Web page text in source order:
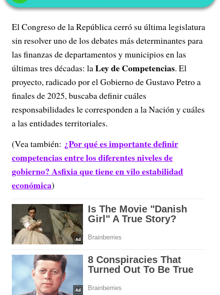
El Congreso de la República cerró su última legislatura
sin resolver uno de los debates más determinantes para
las finanzas de departamentos y municipios en las
últimas tres décadas: laLey de Competencias. El
proyecto, radicado por el Gobierno de Gustavo Petro a
finales de 2025, buscaba definir cuáles
responsabilidades le corresponden a la Nación y cuáles
a las entidades territoriales.
(Vea también: ¿Por qué es importante definir
competencias entre los diferentes niveles de
gobierno? Asfixia que tiene en vilo estabilidad
económica)